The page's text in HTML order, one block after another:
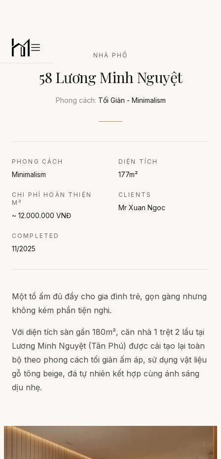
Habitat
Open main menuNHÀ PHỐ
58 Lương Minh Nguyệt
Phong cách: Tối Giản - Minimalism
PHONG CÁCH
Minimalism
DIỆN TÍCH
177m²
CHI PHÍ HOÀN THIỆN
M²
~ 12.000.000 VNĐ
CLIENTS
Mr Xuan Ngoc
COMPLETED
11/2025
Một tổ ấm đủ đầy cho gia đình trẻ, gọn gàng nhưng
không kém phần tiện nghi.
Với diện tích sàn gần 180m², căn nhà 1 trệt 2 lầu tại
Lương Minh Nguyệt (Tân Phú) được cải tạo lại toàn
bộ theo phong cách tối giản ấm áp, sử dụng vật liệu
gỗ tông beige, đá tự nhiên kết hợp cùng ánh sáng
dịu nhẹ.